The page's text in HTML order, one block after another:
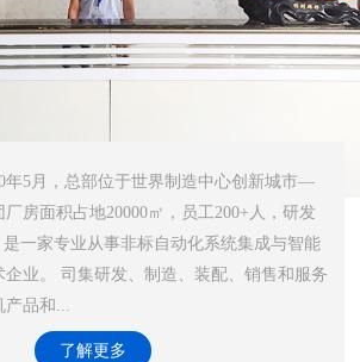
年5月，总部位于世界制造中心创新城市—
房面积占地20000㎡，员工200+人，研发
是一家专业从事非标自动化系统集成与智能
业。 司集研发、制造、装配、销售和服务
产品和...
了解更多